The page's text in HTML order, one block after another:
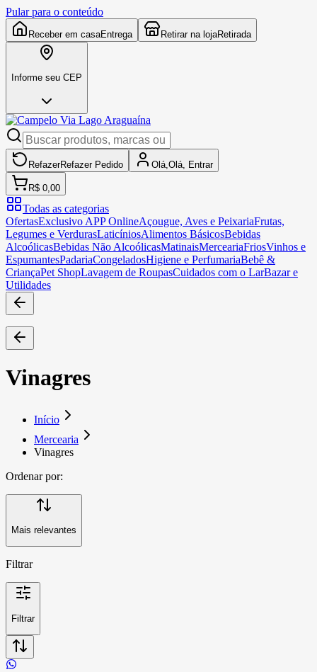
Pular para o conteúdo
Receber em casaEntrega Retirar na lojaRetirada
Informe seu CEP
RefazerRefazer Pedido Olá, Olá, Entrar
R$ 0,00
Todas as categorias
OfertasExclusivo APP OnlineAçougue, Aves e PeixariaFrutas,
Legumes e VerdurasLaticíniosAlimentos BásicosBebidas
AlcoólicasBebidas Não AlcoólicasMatinaisMerceariaFriosVinhos e
EspumantesPadariaCongeladosHigiene e PerfumariaBebê &
CriançaPet ShopLavagem de RoupasCuidados com o LarBazar e
Utilidades
Vinagres
Início
Mercearia
Vinagres
Ordenar por:
Mais relevantes
Filtrar
Filtrar